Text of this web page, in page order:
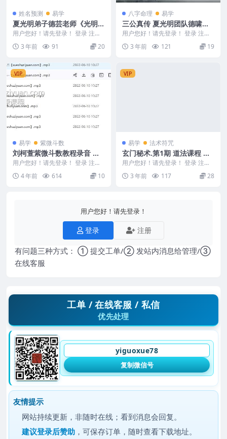
姓名预测 易学
夏光明弟子德芸老师《光明
师-姓名学》
用户您好！请先登录！ 登录 注册
夏光明弟子德芸老师《光明师-姓
名学》 Y230...
3 年前 91 20
八字命理 易学
三公真传 夏光明团队德啸老
师《名人八字案例解析集》九
集高清视频讲解
用户您好！请先登录！ 登录 注册
夏光明团队德啸老师《名人八字案
例解析集》九集高...
3 年前 121 19
VIP
易学 紫微斗数
刘柯萱紫微斗数教程录音 初
级、中级、高级合集 从门到
精通音频视频
用户您好！请先登录！ 登录 注册
编号：221546A094 刘柯萱紫微斗
数入门...
4 年前 614 10
VIP
易学 法术符咒
玄门秘术.第1期 道法课程 录
音+讲义
用户您好！请先登录！ 登录 注册
本次传授的诸多秘术都是老师跟随
瑡父多年才得以亲...
3 年前 117 28
用户您好！请先登录！
登录 注册
有问题三种方式： ① 提交工单/② 发站内消息给管理/③
在线客服
工单 / 在线客服 / 私信
优先处理
yiguoxue78
复制微信号
友情提示
网站持续更新，非随时在线；看到消息会回复。
建议登录后赞助 ，可保存订单，随时查看下载地址。